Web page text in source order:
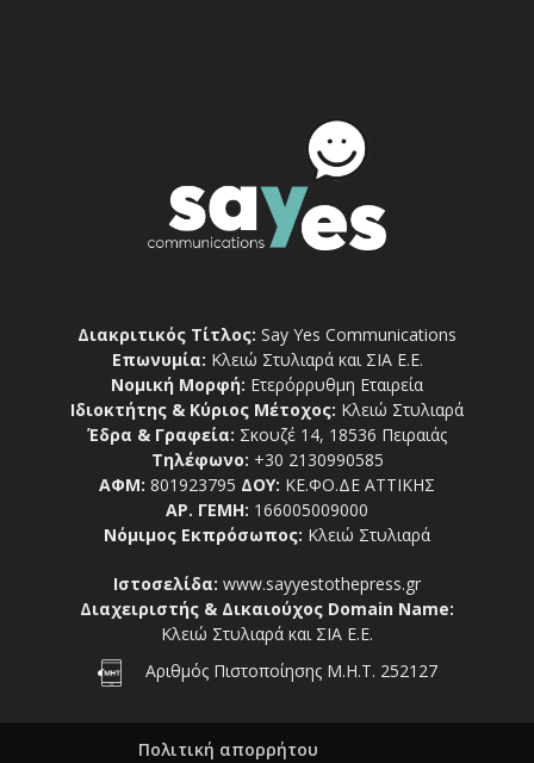
Διακριτικός Τίτλος: Say Yes Communications
Επωνυμία: Κλειώ Στυλιαρά και ΣΙΑ Ε.Ε.
Νομική Μορφή: Ετερόρρυθμη Εταιρεία
Ιδιοκτήτης & Κύριος Μέτοχος: Κλειώ Στυλιαρά
Έδρα & Γραφεία: Σκουζέ 14, 18536 Πειραιάς
Τηλέφωνο: +30 2130990585
ΑΦΜ: 801923795 ΔΟΥ: ΚΕ.ΦΟ.ΔΕ ΑΤΤΙΚΗΣ
ΑΡ. ΓΕΜΗ: 166005009000
Νόμιμος Εκπρόσωπος: Κλειώ Στυλιαρά
Ιστοσελίδα: www.sayyestothepress.gr
Διαχειριστής & Δικαιούχος Domain Name:
Κλειώ Στυλιαρά και ΣΙΑ Ε.Ε.
Αριθμός Πιστοποίησης Μ.Η.Τ. 252127
Πολιτική απορρήτου